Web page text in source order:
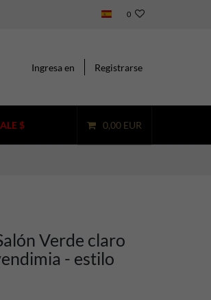
0
Ingresa en Registrarse
$ 0,00 EUR
Verde claro
- estilo